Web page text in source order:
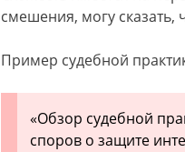
смешения, могу сказать,
Пример судебной
«Обзор судебной
споров о защите